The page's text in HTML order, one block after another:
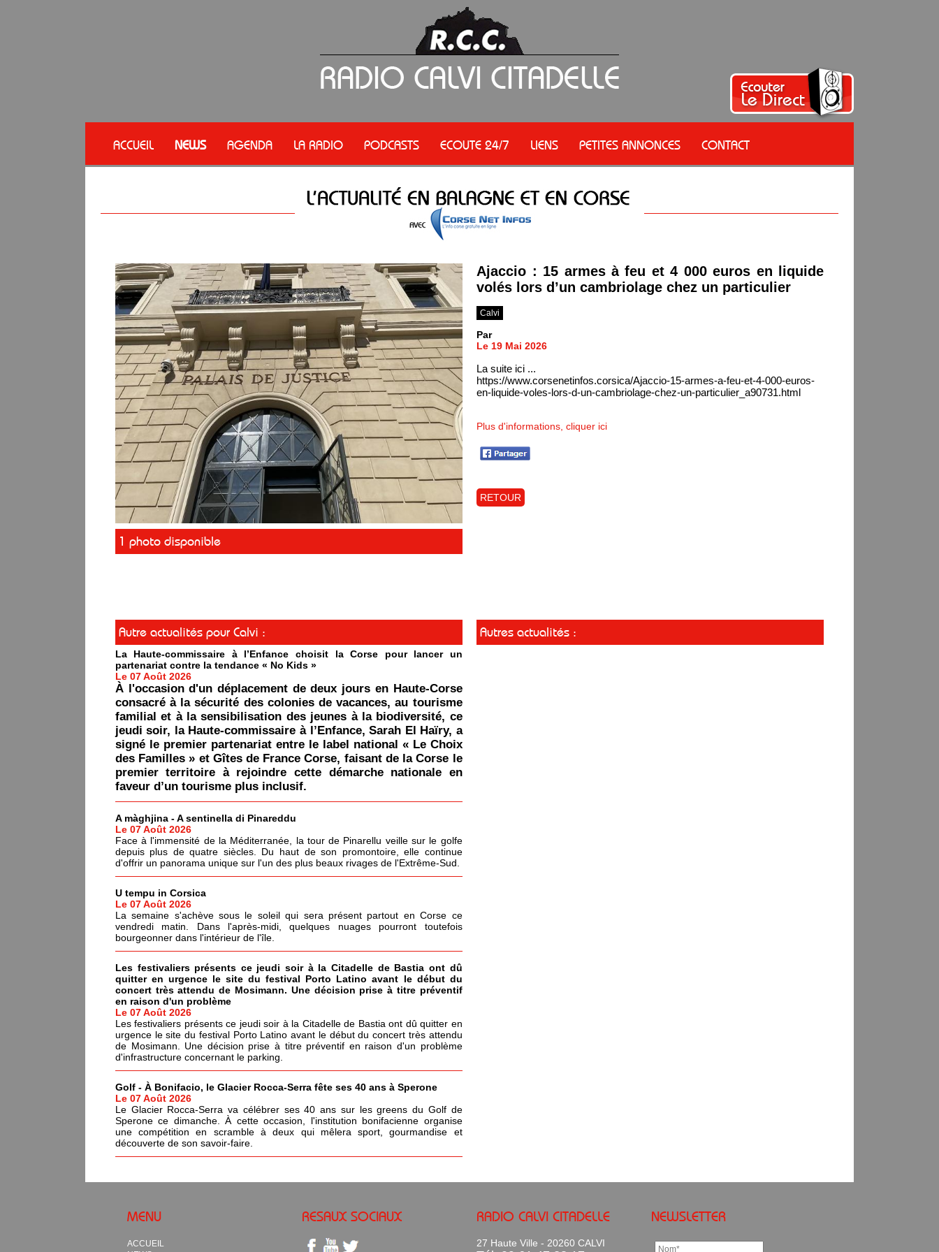
ACCUEIL NEWS AGENDA LA RADIO PODCASTS ECOUTE 24/7 LIENS PETITES ANNONCES CONTACT
1 photo disponible
Ajaccio : 15 armes à feu et 4 000 euros en liquide
volés lors d’un cambriolage chez un particulier
Calvi
Par
Le 19 Mai 2026
La suite ici ...
https://www.corsenetinfos.corsica/Ajaccio-15-armes-a-feu-et-4-000-euros-
en-liquide-voles-lors-d-un-cambriolage-chez-un-particulier_a90731.html
Plus d'informations, cliquer ici
RETOUR
Autre actualités pour Calvi :
La Haute-commissaire à l’Enfance choisit la Corse pour lancer un
partenariat contre la tendance « No Kids »
Le 07 Août 2026
À l'occasion d'un déplacement de deux jours en Haute-Corse
consacré à la sécurité des colonies de vacances, au tourisme
familial et à la sensibilisation des jeunes à la biodiversité, ce
jeudi soir, la Haute-commissaire à l’Enfance, Sarah El Haïry, a
signé le premier partenariat entre le label national « Le Choix
des Familles » et Gîtes de France Corse, faisant de la Corse le
premier territoire à rejoindre cette démarche nationale en
faveur d’un tourisme plus inclusif.
A màghjina - A sentinella di Pinareddu
Le 07 Août 2026
Face à l'immensité de la Méditerranée, la tour de Pinarellu veille sur le golfe
depuis plus de quatre siècles. Du haut de son promontoire, elle continue
d'offrir un panorama unique sur l'un des plus beaux rivages de l'Extrême-Sud.
U tempu in Corsica
Le 07 Août 2026
La semaine s'achève sous le soleil qui sera présent partout en Corse ce
vendredi matin. Dans l'après-midi, quelques nuages pourront toutefois
bourgeonner dans l'intérieur de l'île.
Les festivaliers présents ce jeudi soir à la Citadelle de Bastia ont dû
quitter en urgence le site du festival Porto Latino avant le début du
concert très attendu de Mosimann. Une décision prise à titre préventif
en raison d'un problème
Le 07 Août 2026
Les festivaliers présents ce jeudi soir à la Citadelle de Bastia ont dû quitter en
urgence le site du festival Porto Latino avant le début du concert très attendu
de Mosimann. Une décision prise à titre préventif en raison d'un problème
d'infrastructure concernant le parking.
Golf - À Bonifacio, le Glacier Rocca-Serra fête ses 40 ans à Sperone
Le 07 Août 2026
Le Glacier Rocca-Serra va célébrer ses 40 ans sur les greens du Golf de
Sperone ce dimanche. À cette occasion, l'institution bonifacienne organise
une compétition en scramble à deux qui mêlera sport, gourmandise et
découverte de son savoir-faire.
Autres actualités :
MENU
ACCUEIL
RESAUX SOCIAUX RADIO CALVI CITADELLE
27 Haute Ville - 20260 CALVI
NEWSLETTER